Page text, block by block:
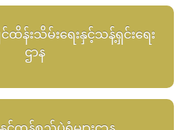
ထိန်းသိမ်းရေးနှင့်သန့်ရှင်းရေး
ဌာန